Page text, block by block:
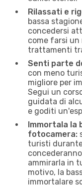
Rilassati e
bassa
concedersi
come farsi un
trattamenti
Senti parte
con meno
migliore per
Segui un
guidata di
e goditi
Immortala la
fotocamera:
turisti
ammirarla in
motivo, la
immortalare